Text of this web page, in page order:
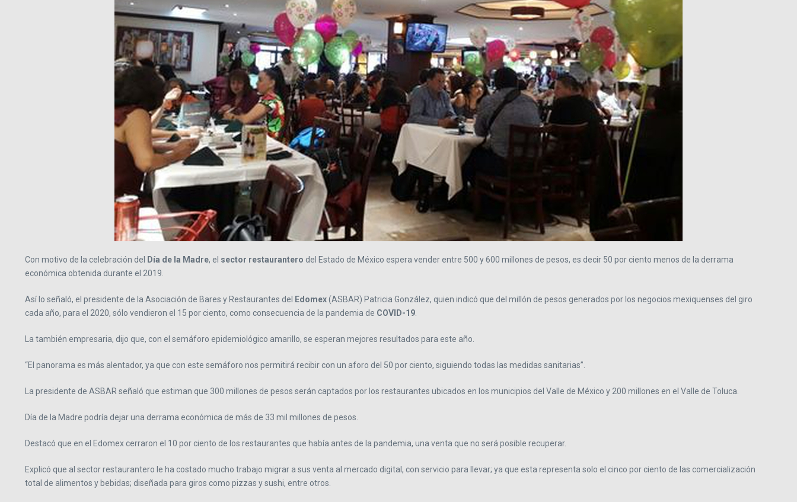
Con motivo de la celebración del Día de la Madre, el sector restaurantero del Estado de México espera vender entre 500 y 600 millones de pesos, es decir 50 por ciento menos de la derrama
económica obtenida durante el 2019.
Así lo señaló, el presidente de la Asociación de Bares y Restaurantes del Edomex(ASBAR) Patricia González, quien indicó que del millón de pesos generados por los negocios mexiquenses del giro
cada año, para el 2020, sólo vendieron el 15 por ciento, como consecuencia de la pandemia de COVID-19.
La también empresaria, dijo que, con el semáforo epidemiológico amarillo, se esperan mejores resultados para este año.
“El panorama es más alentador, ya que con este semáforo nos permitirá recibir con un aforo del 50 por ciento, siguiendo todas las medidas sanitarias”.
La presidente de ASBAR señaló que estiman que 300 millones de pesos serán captados por los restaurantes ubicados en los municipios del Valle de México y 200 millones en el Valle de Toluca.
Día de la Madre podría dejar una derrama económica de más de 33 mil millones de pesos.
Destacó que en el Edomex cerraron el 10 por ciento de los restaurantes que había antes de la pandemia, una venta que no será posible recuperar.
Explicó que al sector restaurantero le ha costado mucho trabajo migrar a sus venta al mercado digital, con servicio para llevar; ya que esta representa solo el cinco por ciento de las comercialización
total de alimentos y bebidas; diseñada para giros como pizzas y sushi, entre otros.